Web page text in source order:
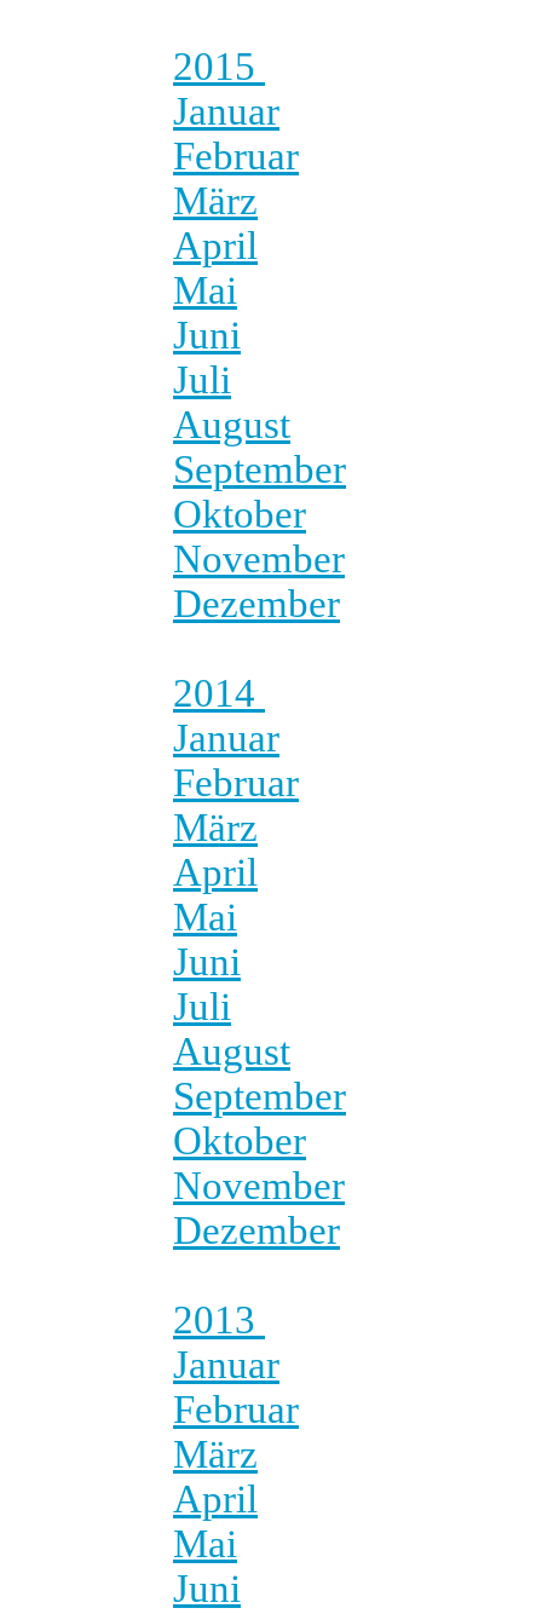
2015
Januar
Februar
März
April
Mai
Juni
Juli
August
September
Oktober
November
Dezember
2014
Januar
Februar
März
April
Mai
Juni
Juli
August
September
Oktober
November
Dezember
2013
Januar
Februar
März
April
Mai
Juni